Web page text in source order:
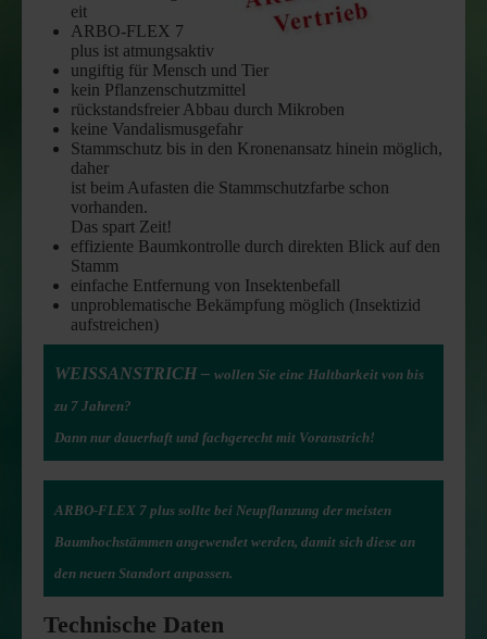
eit
ARBO-FLEX 7
plus ist atmungsaktiv
ungiftig für Mensch und Tier
kein Pflanzenschutzmittel
rückstandsfreier Abbau durch Mikroben
keine Vandalismusgefahr
Stammschutz bis in den Kronenansatz hinein möglich,
daher
ist beim Aufasten die Stammschutzfarbe schon
vorhanden.
Das spart Zeit!
effiziente Baumkontrolle durch direkten Blick auf den
Stamm
einfache Entfernung von Insektenbefall
unproblematische Bekämpfung möglich (Insektizid
aufstreichen)
WEISSANSTRICH – wollen Sie eine Haltbarkeit von bis
zu 7 Jahren?
Dann nur dauerhaft und fachgerecht mit Voranstrich!
ARBO-FLEX 7 plus sollte bei Neupflanzung der meisten
Baumhochstämmen angewendet werden, damit sich diese an
den neuen Standort anpassen.
Technische Daten